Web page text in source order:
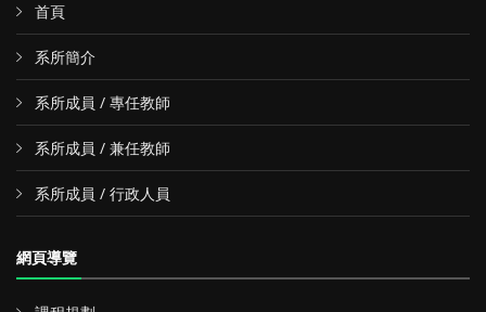
首頁
系所簡介
系所成員 / 專任教師
系所成員 / 兼任教師
系所成員 / 行政人員
網頁導覽